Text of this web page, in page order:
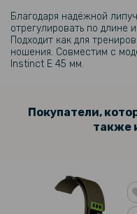
Благодаря надёжной
отрегулировать по длине
Подходит как для
ношения. Совместим с
Instinct E 45 мм.
Покупатели,
также